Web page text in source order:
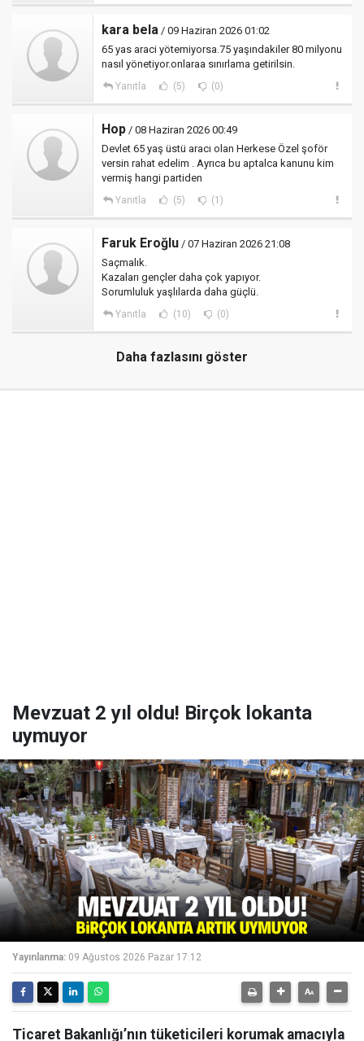
kara bela / 09 Haziran 2026 01:02
65 yas araci yötemiyorsa.75 yaşındakiler 80 milyonu
nasıl yönetiyor.onlaraa sınırlama getirilsin.
Yanıtla (5) (0)
Hop / 08 Haziran 2026 00:49
Devlet 65 yaş üstü aracı olan Herkese Özel şoför
versin rahat edelim . Ayrıca bu aptalca kanunu kim
vermiş hangi partiden
Yanıtla (5) (1)
Faruk Eroğlu / 07 Haziran 2026 21:08
Saçmalık.
Kazaları gençler daha çok yapıyor.
Sorumluluk yaşlılarda daha güçlü.
Yanıtla (10) (0)
Daha fazlasını göster
Mevzuat 2 yıl oldu! Birçok lokanta
uymuyor
Yayınlanma: 09 Ağustos 2026 Pazar 17:12
Ticaret Bakanlığı’nın tüketicileri korumak amacıyla